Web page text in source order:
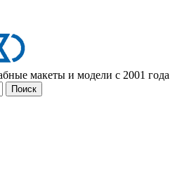
макеты и модели с 2001 года
Поиск